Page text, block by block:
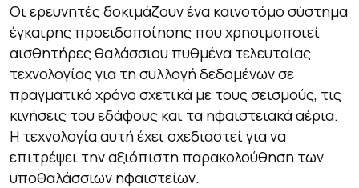
Οι ερευνητές δοκιμάζουν ένα καινοτόμο σύστημα
έγκαιρης προειδοποίησης που χρησιμοποιεί
αισθητήρες θαλάσσιου πυθμένα τελευταίας
τεχνολογίας για τη συλλογή δεδομένων σε
πραγματικό χρόνο σχετικά με τους σεισμούς, τις
κινήσεις του εδάφους και τα ηφαιστειακά αέρια.
Η τεχνολογία αυτή έχει σχεδιαστεί για να
επιτρέψει την αξιόπιστη παρακολούθηση των
υποθαλάσσιων ηφαιστείων.